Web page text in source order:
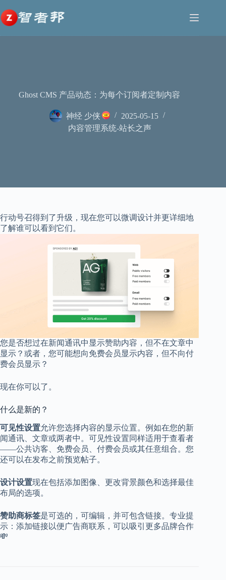
至
内
容
Ghost CMS 产品动态：为每个订阅者定制内容
神经 少侠
2025-05-15
内容管理系统-站长之声
行动号召得到了升级，现在您可以微调设计并更详细地
了解谁可以看到它们。
您是否想过在新闻通讯中显示赞助内容，但不在文章中
显示？或者，您可能想向免费会员显示内容，但不向付
费会员显示？
现在你可以了。
什么是新的？
可见性设置允许您选择内容的显示位置。例如在您的新
闻通讯、文章或两者中。可见性设置同样适用于查看者
——公共访客、免费会员、付费会员或其任意组合。您
还可以在发布之前预览帖子。
设计设置现在包括添加图像、更改背景颜色和选择最佳
布局的选项。
赞助商标签是可选的，可编辑，并可包含链接。专业提
示：添加链接以便广告商联系，可以吸引更多品牌合作
💸